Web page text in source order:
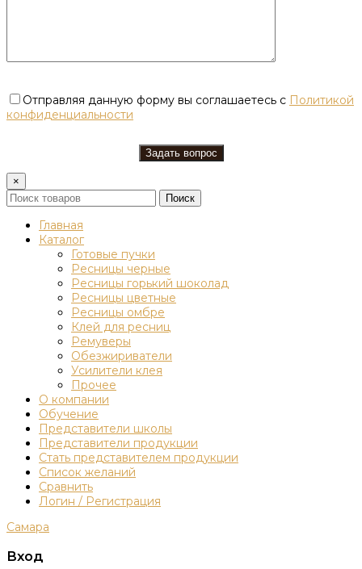
Отправляя данную форму вы соглашаетесь с Политикой
конфиденциальности
×
Поиск
Главная
Каталог
Готовые пучки
Ресницы черные
Ресницы горький шоколад
Ресницы цветные
Ресницы омбре
Клей для ресниц
Ремуверы
Обезжириватели
Усилители клея
Прочее
О компании
Обучение
Представители школы
Представители продукции
Стать представителем продукции
Список желаний
Сравнить
Логин / Регистрация
Самара
Вход